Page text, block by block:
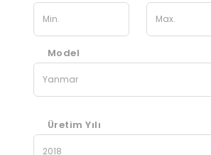
Model
Üretim Yılı